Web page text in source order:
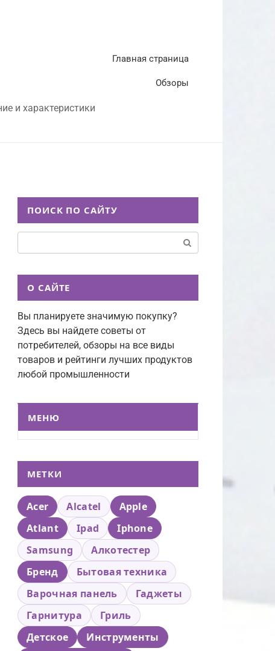
и характеристики
Главная страница
Обзоры
ПОИСК ПО САЙТУ
О САЙТЕ
Вы планируете значимую покупку?
Здесь вы найдете советы от
потребителей, обзоры на все виды
товаров и рейтинги лучших продуктов
любой промышленности
МЕНЮ
МЕТКИ
Acer Alcatel
Apple
Atlant
Ipad
Iphone
Samsung
Алкотестер
Бренд
Бытовая техника
Варочная панель
Гаджеты
Гарнитура
Гриль
Детское
Инструменты